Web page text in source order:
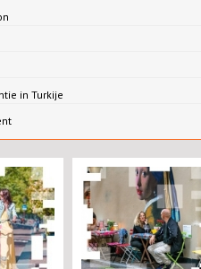
in Turkije